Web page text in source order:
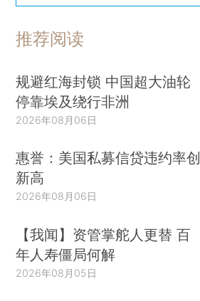
推荐阅读
规避红海封锁 中国超大油轮
停靠埃及绕行非洲
2026年08月06日
惠誉：美国私募信贷违约率创
新高
2026年08月06日
【我闻】资管掌舵人更替 百
年人寿僵局何解
2026年08月05日